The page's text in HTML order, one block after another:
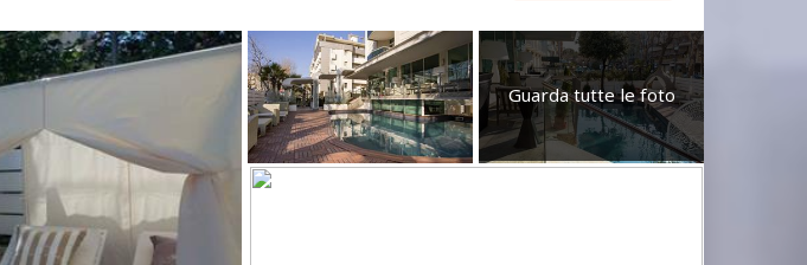
Guarda tutte le foto